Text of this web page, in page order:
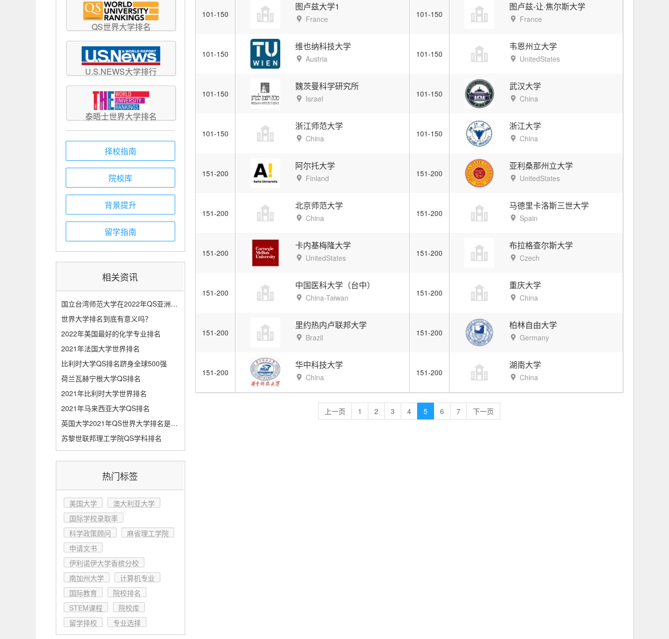
QS世界大学排名
U.S.NEWS大学排行
泰晤士世界大学排名
择校指南
院校库
背景提升
留学指南
相关资讯
国立台湾师范大学在2022年QS亚洲大学排名
世界大学排名到底有意义吗？
2022年美国最好的化学专业排名
2021年法国大学世界排名
比利时大学QS排名跻身全球500强
荷兰瓦赫宁根大学QS排名
2021年比利时大学世界排名
2021年马来西亚大学QS排名
英国大学2021年QS世界大学排名是有史以来最差的
苏黎世联邦理工学院QS学科排名
热门标签
美国大学
澳大利亚大学
国际学校录取率
科学政策顾问
麻省理工学院
申请文书
伊利诺伊大学香槟分校
南加州大学
计算机专业
国际教育
院校排名
STEM课程
院校库
留学择校
专业选择
101-150
图卢兹大学1
France 101-150
图卢兹-让·焦尔斯大学
France
101-150
维也纳科技大学
Austria 101-150
韦恩州立大学
UnitedStates
101-150
魏茨曼科学研究所
Israel 101-150
武汉大学
China
101-150
浙江师范大学
China 101-150
浙江大学
China
151-200
阿尔托大学
Finland 151-200
亚利桑那州立大学
UnitedStates
151-200
北京师范大学
China 151-200
马德里卡洛斯三世大学
Spain
151-200
卡内基梅隆大学
UnitedStates 151-200
布拉格查尔斯大学
Czech
151-200
中国医科大学（台中）
China-Taiwan 151-200
重庆大学
China
151-200
里约热内卢联邦大学
Brazil 151-200
柏林自由大学
Germany
151-200
华中科技大学
China 151-200
湖南大学
China
上一页 1 2 3 4 5 6 7 下一页